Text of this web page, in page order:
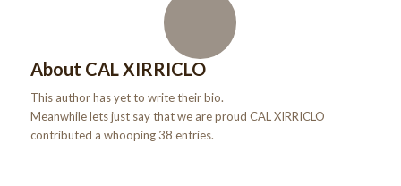
About CAL XIRRICLO
This author has yet to write their bio.
Meanwhile lets just say that we are proud CAL XIRRICLO
contributed a whooping 38 entries.